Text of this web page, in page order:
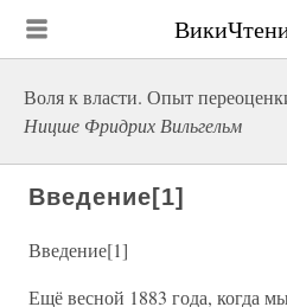
Воля к власти. Опыт
Ницше Фридрих Вильгельм
Введение[1]
Введение[1]
Ещё весной 1883 года, когда